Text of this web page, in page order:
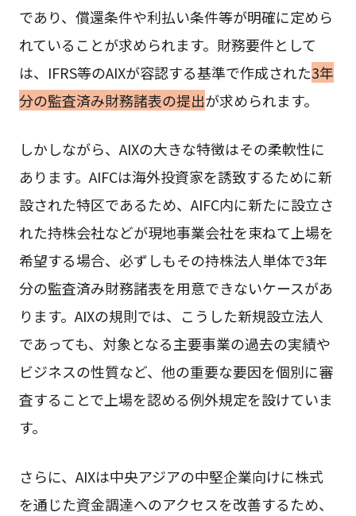
であり、償還条件や利払い条件等が明確に定めら
れていることが求められます。財務要件として
は、IFRS等のAIXが容認する基準で作成された3年
分の監査済み財務諸表の提出が求められます。
しかしながら、AIXの大きな特徴はその柔軟性に
あります。AIFCは海外投資家を誘致するために新
設された特区であるため、AIFC内に新たに設立さ
れた持株会社などが現地事業会社を束ねて上場を
希望する場合、必ずしもその持株法人単体で3年
分の監査済み財務諸表を用意できないケースがあ
ります。AIXの規則では、こうした新規設立法人
であっても、対象となる主要事業の過去の実績や
ビジネスの性質など、他の重要な要因を個別に審
査することで上場を認める例外規定を設けていま
す。
さらに、AIXは中央アジアの中堅企業向けに株式
を通じた資金調達へのアクセスを改善するため、